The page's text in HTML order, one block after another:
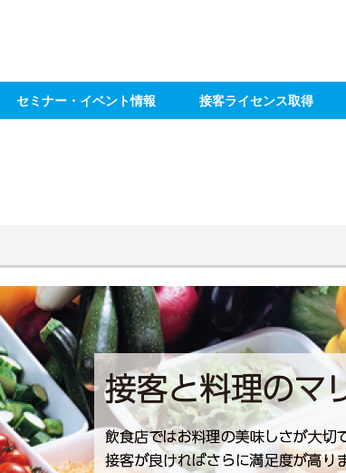
セミナー・イベント情報 接客ライセンス取得